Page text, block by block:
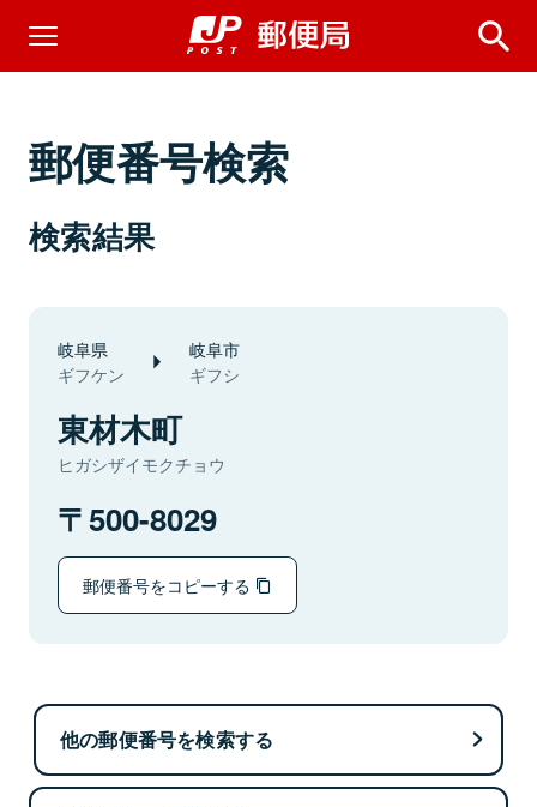
郵便番号検索
検索結果
岐阜県
ギフケン
岐阜市
ギフシ
東材木町
ヒガシザイモクチョウ
500-8029
郵便番号をコピーする
他の郵便番号を検索する